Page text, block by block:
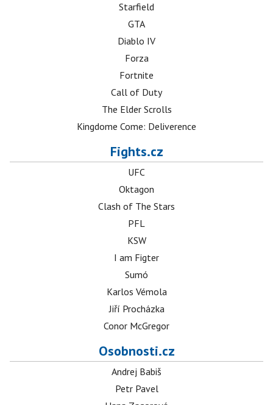
Starfield
GTA
Diablo IV
Forza
Fortnite
Call of Duty
The Elder Scrolls
Kingdome Come: Deliverence
Fights.cz
UFC
Oktagon
Clash of The Stars
PFL
KSW
I am Figter
Sumó
Karlos Vémola
Jiří Procházka
Conor McGregor
Osobnosti.cz
Andrej Babiš
Petr Pavel